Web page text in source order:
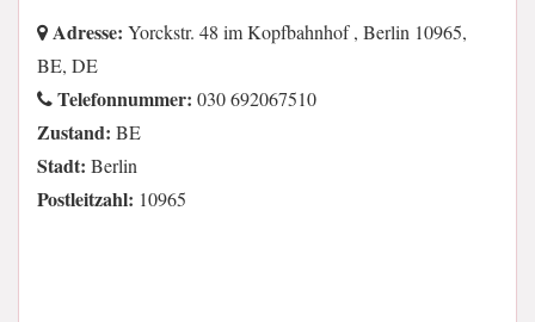
Adresse: Yorckstr. 48 im Kopfbahnhof , Berlin 10965,
BE, DE
Telefonnummer: 030 692067510
Zustand: BE
Stadt: Berlin
Postleitzahl: 10965